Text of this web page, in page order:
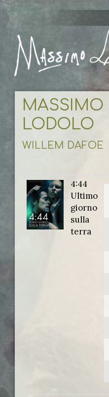
MASSIMO
LODOLO
WILLEM DAFOE
4:44
Ultimo
giorno
sulla
terra